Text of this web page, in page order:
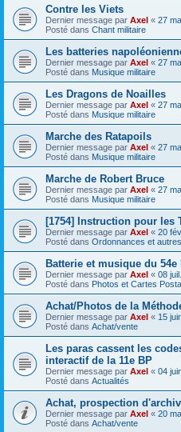
Contre les Viets
Dernier message par Axel « 27
Posté dans Chant militaire
Les batteries
Dernier message par Axel « 27
Posté dans Musique militaire
Les Dragons de Noailles
Dernier message par Axel « 27
Posté dans Musique militaire
Marche des Ratapoils
Dernier message par Axel « 27
Posté dans Musique militaire
Marche de Robert Bruce
Dernier message par Axel « 27
Posté dans Musique militaire
[1754] Instruction pour les
Dernier message par Axel « 20
Posté dans Ordonnances et
Batterie et musique du 54e
Dernier message par Axel « 08
Posté dans Photos et Cartes
Achat/Photos de la
Dernier message par Axel « 15
Posté dans Achat/vente
Les paras cassent les
interactif de la 11e BP
Dernier message par Axel « 04
Posté dans Actualités
Achat, prospection
Dernier message par Axel « 20
Posté dans Achat/vente